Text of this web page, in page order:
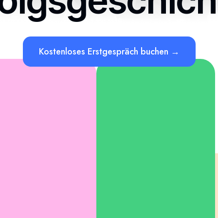
Kostenloses Erstgespräch buchen →